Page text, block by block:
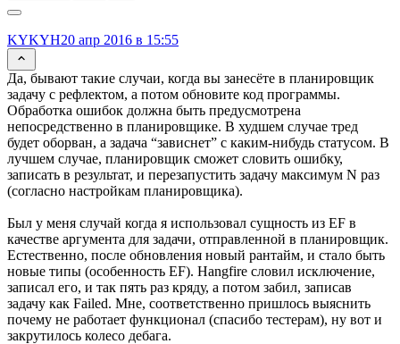
KYKYH20 апр 2016 в 15:55
Да, бывают такие случаи, когда вы занесёте в планировщик
задачу с рефлектом, а потом обновите код программы.
Обработка ошибок должна быть предусмотрена
непосредственно в планировщике. В худшем случае тред
будет оборван, а задача “зависнет” с каким-нибудь статусом. В
лучшем случае, планировщик сможет словить ошибку,
записать в результат, и перезапустить задачу максимум N раз
(согласно настройкам планировщика).
Был у меня случай когда я использовал сущность из EF в
качестве аргумента для задачи, отправленной в планировщик.
Естественно, после обновления новый рантайм, и стало быть
новые типы (особенность EF). Hangfire словил исключение,
записал его, и так пять раз кряду, а потом забил, записав
задачу как Failed. Мне, соответственно пришлось выяснить
почему не работает функционал (спасибо тестерам), ну вот и
закрутилось колесо дебага.